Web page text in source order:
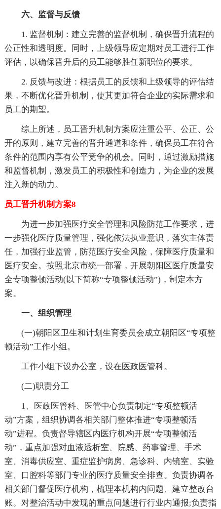
六、监督与反馈
1. 监督机制：建立完善的监督机制，确保晋升流程的
公正性和透明度。同时，上级领导应定期对员工进行工作
评估，以确保晋升后的员工能够胜任新职位的要求。
2. 反馈与改进：根据员工的反馈和上级领导的评估结
果，不断优化晋升机制，使其更加符合企业的实际需求和
员工的期望。
综上所述，员工晋升机制方案应注重公平、公正、公
开的原则，建立完善的晋升通道和条件，确保员工在符合
条件的范围内享有公平竞争的机会。同时，通过激励措施
和监督机制，激发员工的积极性和创造力，为企业的发展
注入新的动力。
员工晋升机制方案8
为进一步加强医疗安全管理和风险防范工作要求，进
一步强化医疗质量管理，强化依法执业意识，落实主体责
任，加强行业监管，防范医疗安全风险，保障医疗质量和
医疗安全。按照北京市统一部署，开展朝阳区医疗质量安
全专项整顿活动(以下简称“专项整顿活动”)，制定本方
案。
一、组织管理
(一)朝阳区卫生和计划生育委员会成立朝阳区“专项整
顿活动”工作小组。
工作小组下设办公室，设在医政医管科。
(二)职责分工
1、医政医管科、医管中心负责制定“专项整顿活
动”方案，组织协调各相关部门整体推进“专项整顿活
动”进程。负责督导辖区内医疗机构开展“专项整顿活
动”，重点加强对血液透析室、院感、药事管理、手术
室、消毒供应室、重症监护病房、急诊科、内镜室、实验
室、口腔科等部门专业的医疗质量安全排查。负责协调各
相关部门督促医疗机构，梳理本机构内问题、建立整改台
账。对整治活动中发现的重点问题进行行业内通报;负责指